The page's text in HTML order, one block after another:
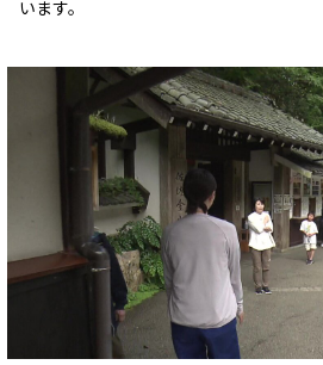
います。